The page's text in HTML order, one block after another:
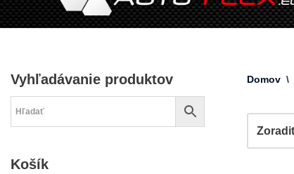
Vyhľadávanie produktov
Košík
Domov \